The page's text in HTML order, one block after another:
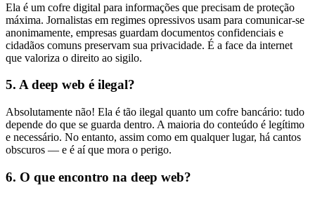
Ela é um cofre digital para informações que precisam de proteção
máxima. Jornalistas em regimes opressivos usam para comunicar-se
anonimamente, empresas guardam documentos confidenciais e
cidadãos comuns preservam sua privacidade. É a face da internet
que valoriza o direito ao sigilo.
5. A deep web é ilegal?
Absolutamente não! Ela é tão ilegal quanto um cofre bancário: tudo
depende do que se guarda dentro. A maioria do conteúdo é legítimo
e necessário. No entanto, assim como em qualquer lugar, há cantos
obscuros — e é aí que mora o perigo.
6. O que encontro na deep web?